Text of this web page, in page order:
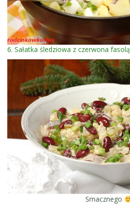
6. Sałatka śledziowa z czerwona fasolą
Smacznego